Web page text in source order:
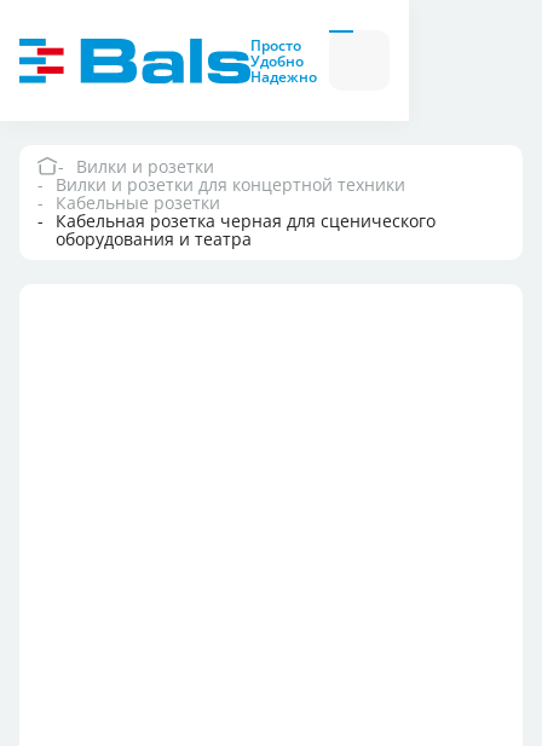
Просто
Удобно
Надежно
Вилки
и
розетки
модули
Вилки и розетки
Компания
Вилки и розетки
Вилки и розетки для концертной техники
Кабельные розетки
Кабельная розетка черная для сценического
оборудования и театра